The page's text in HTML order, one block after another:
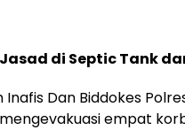
di Septic Tank
Inafis Dan Biddokes
empat